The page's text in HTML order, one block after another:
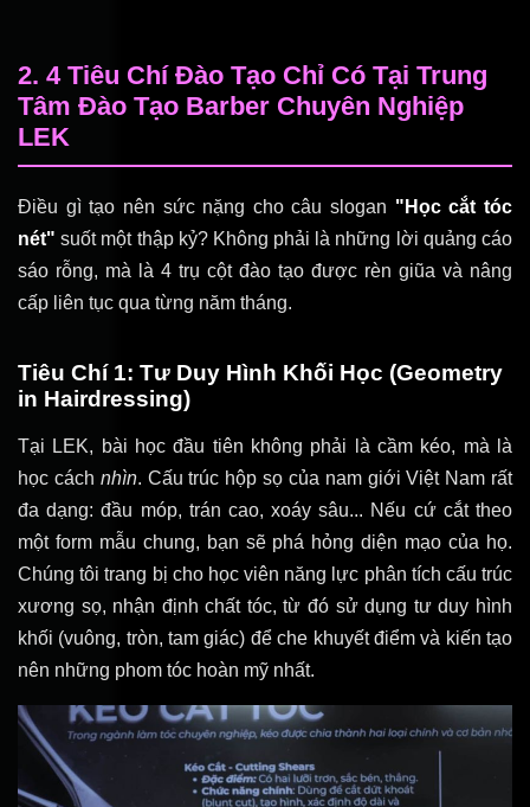
2. 4 Tiêu Chí Đào Tạo Chỉ Có Tại Trung
Tâm Đào Tạo Barber Chuyên Nghiệp
LEK
Điều gì tạo nên sức nặng cho câu slogan "Học cắt tóc
nét" suốt một thập kỷ? Không phải là những lời quảng cáo
sáo rỗng, mà là 4 trụ cột đào tạo được rèn giũa và nâng
cấp liên tục qua từng năm tháng.
Tiêu Chí 1: Tư Duy Hình Khối Học (Geometry
in Hairdressing)
Tại LEK, bài học đầu tiên không phải là cầm kéo, mà là
học cách nhìn. Cấu trúc hộp sọ của nam giới Việt Nam rất
đa dạng: đầu móp, trán cao, xoáy sâu... Nếu cứ cắt theo
một form mẫu chung, bạn sẽ phá hỏng diện mạo của họ.
Chúng tôi trang bị cho học viên năng lực phân tích cấu trúc
xương sọ, nhận định chất tóc, từ đó sử dụng tư duy hình
khối (vuông, tròn, tam giác) để che khuyết điểm và kiến tạo
nên những phom tóc hoàn mỹ nhất.